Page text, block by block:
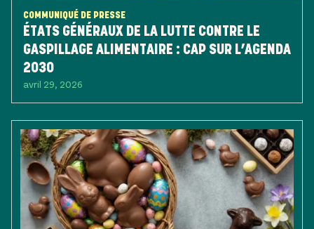
COMMUNIQUÉ DE PRESSE
ÉTATS GÉNÉRAUX DE LA LUTTE CONTRE LE
GASPILLAGE ALIMENTAIRE : CAP SUR L’AGENDA
2030
avril 29, 2026